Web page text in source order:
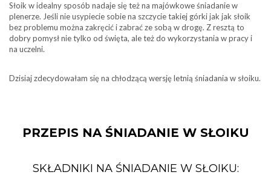
Słoik w idealny sposób nadaje się też na majówkowe śniadanie w
plenerze. Jeśli nie usypiecie sobie na szczycie takiej górki jak jak słoik
bez problemu można zakręcić i zabrać ze sobą w drogę. Z resztą to
dobry pomysł nie tylko od święta, ale też do wykorzystania w pracy i
na uczelni.
Dzisiaj zdecydowałam się na chłodzącą wersję letnią śniadania w słoiku.
PRZEPIS NA ŚNIADANIE W SŁOIKU
SKŁADNIKI NA ŚNIADANIE W SŁOIKU: